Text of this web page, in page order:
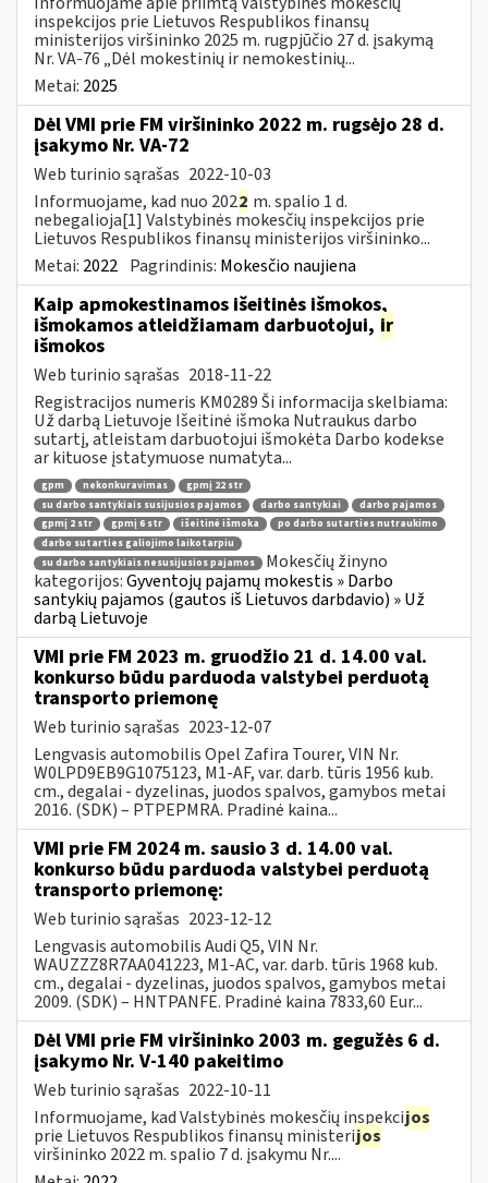
inspekcijos prie Lietuvos Respublikos finansų
ministerijos viršininko 2025 m. rugpjūčio 27 d. įsakymą
Nr. VA-76 „Dėl mokestinių ir nemokestinių...
Metai: 2025
Dėl VMI prie FM viršininko 2022 m. rugsėjo 28 d.
įsakymo Nr. VA-72
Web turinio sąrašas 2022-10-03
Informuojame, kad nuo 2022 m. spalio 1 d.
nebegalioja[1] Valstybinės mokesčių inspekcijos prie
Lietuvos Respublikos finansų ministerijos viršininko...
Metai: 2022 Pagrindinis: Mokesčio naujiena
Kaip apmokestinamos išeitinės išmokos,
išmokamos atleidžiamam darbuotojui, ir
išmokos
Web turinio sąrašas 2018-11-22
Registracijos numeris KM0289 Ši informacija skelbiama:
Už darbą Lietuvoje Išeitinė išmoka Nutraukus darbo
sutartį, atleistam darbuotojui išmokėta Darbo kodekse
ar kituose įstatymuose numatyta...
gpm nekonkuravimas
gpmį 22 str
su darbo santykiais susijusios pajamos
darbo santykiai
darbo pajamos
gpmį 2 str
gpmį 6 str išeitinė išmoka
po darbo sutarties nutraukimo
darbo sutarties galiojimo laikotarpiu
su darbo santykiais nesusijusios pajamos
Mokesčių žinyno
kategorijos:Gyventojų pajamų mokestis » Darbo
santykių pajamos (gautos iš Lietuvos darbdavio) » Už
darbą Lietuvoje
VMI prie FM 2023 m. gruodžio 21 d. 14.00 val.
konkurso būdu parduoda valstybei perduotą
transporto priemonę
Web turinio sąrašas 2023-12-07
Lengvasis automobilis Opel Zafira Tourer, VIN Nr.
W0LPD9EB9G1075123, M1-AF, var. darb. tūris 1956 kub.
cm., degalai - dyzelinas, juodos spalvos, gamybos metai
2016. (SDK) – PTPEPMRA. Pradinė kaina...
VMI prie FM 2024 m. sausio 3 d. 14.00 val.
konkurso būdu parduoda valstybei perduotą
transporto priemonę:
Web turinio sąrašas 2023-12-12
Lengvasis automobilis Audi Q5, VIN Nr.
WAUZZZ8R7AA041223, M1-AC, var. darb. tūris 1968 kub.
cm., degalai - dyzelinas, juodos spalvos, gamybos metai
2009. (SDK) – HNTPANFE. Pradinė kaina 7833,60 Eur...
Dėl VMI prie FM viršininko 2003 m. gegužės 6 d.
įsakymo Nr. V-140 pakeitimo
Web turinio sąrašas 2022-10-11
Informuojame, kad Valstybinės mokesčių inspekcijos
prie Lietuvos Respublikos finansų ministerijos
viršininko 2022 m. spalio 7 d. įsakymu Nr....